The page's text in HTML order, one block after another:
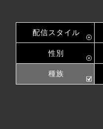
配信スタイル
性別
種族